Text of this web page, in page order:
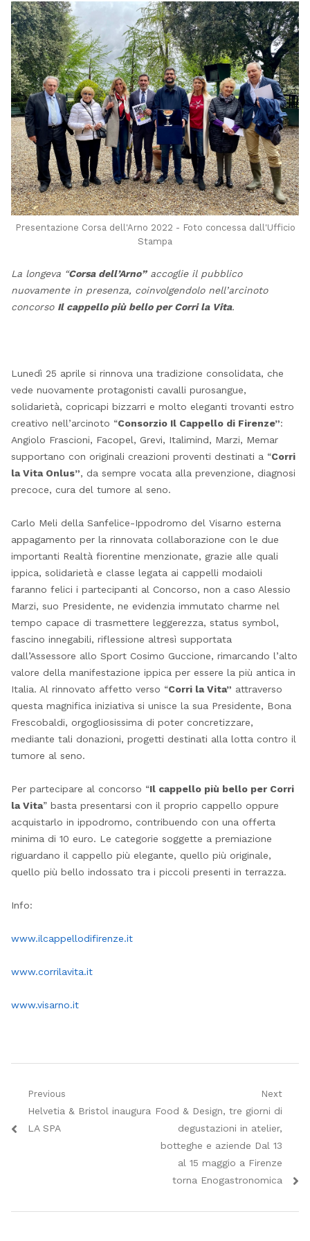
Presentazione Corsa dell'Arno 2022 - Foto concessa dall'Ufficio
Stampa
La longeva “Corsa dell’Arno”accoglie il pubblico
nuovamente in presenza, coinvolgendolo nell’arcinoto
concorso Il cappello più bello per Corri la Vita.
Lunedì 25 aprile si rinnova una tradizione consolidata, che
vede nuovamente protagonisti cavalli purosangue,
solidarietà, copricapi bizzarri e molto eleganti trovanti estro
creativo nell’arcinoto “Consorzio Il Cappello di Firenze”:
Angiolo Frascioni, Facopel, Grevi, Italimind, Marzi, Memar
supportano con originali creazioni proventi destinati a “Corri
la Vita Onlus”, da sempre vocata alla prevenzione, diagnosi
precoce, cura del tumore al seno.
Carlo Meli della Sanfelice-Ippodromo del Visarno esterna
appagamento per la rinnovata collaborazione con le due
importanti Realtà fiorentine menzionate, grazie alle quali
ippica, solidarietà e classe legata ai cappelli modaioli
faranno felici i partecipanti al Concorso, non a caso Alessio
Marzi, suo Presidente, ne evidenzia immutato charme nel
tempo capace di trasmettere leggerezza, status symbol,
fascino innegabili, riflessione altresì supportata
dall’Assessore allo Sport Cosimo Guccione, rimarcando l’alto
valore della manifestazione ippica per essere la più antica in
Italia. Al rinnovato affetto verso “Corri la Vita” attraverso
questa magnifica iniziativa si unisce la sua Presidente, Bona
Frescobaldi, orgogliosissima di poter concretizzare,
mediante tali donazioni, progetti destinati alla lotta contro il
tumore al seno.
Per partecipare al concorso “Il cappello più bello per Corri
la Vita” basta presentarsi con il proprio cappello oppure
acquistarlo in ippodromo, contribuendo con una offerta
minima di 10 euro. Le categorie soggette a premiazione
riguardano il cappello più elegante, quello più originale,
quello più bello indossato tra i piccoli presenti in terrazza.
Info:
www.ilcappellodifirenze.it
www.corrilavita.it
www.visarno.it
Navigazione
articoli
Previous
Previous
post:
Helvetia & Bristol inaugura
LA SPA
Next
Next
Food & Design, tre giorni di
degustazioni in atelier,
botteghe e aziende Dal 13
al 15 maggio a Firenze
torna Enogastronomica